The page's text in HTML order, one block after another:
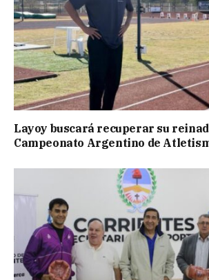
Layoy buscará recuperar su
Campeonato Argentino de